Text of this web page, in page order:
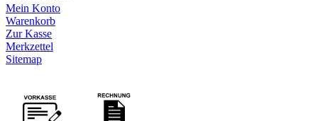
Mein Konto
Warenkorb
Zur Kasse
Merkzettel
Sitemap